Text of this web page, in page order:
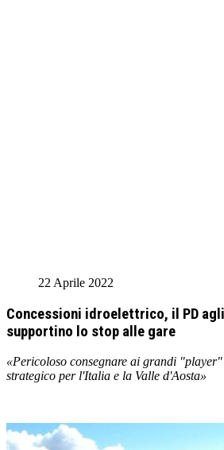
22 Aprile 2022
Concessioni idroelettrico, il PD
supportino lo stop alle gare
«Pericoloso consegnare ai grandi
strategico per l'Italia e la Valle d'Aosta»